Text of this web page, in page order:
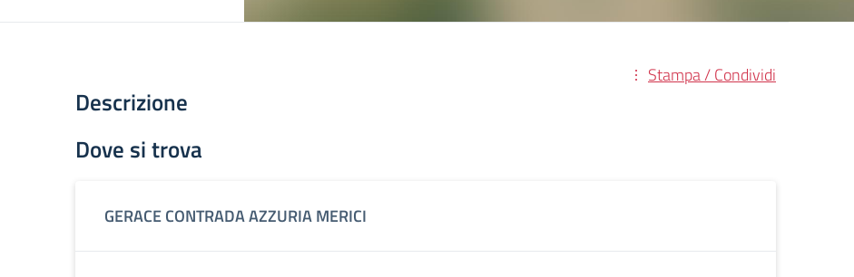
Stampa / Condividi
Descrizione
Dove si trova
GERACE CONTRADA AZZURIA MERICI